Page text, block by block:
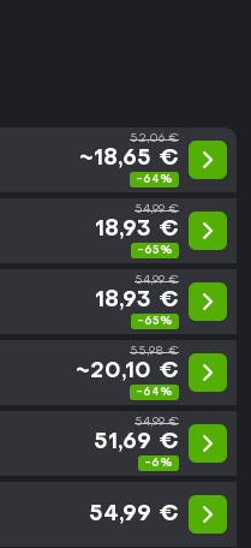
52,06 €
~18,65 €
-64%
54,99 €
18,93 €
-65%
54,99 €
18,93 €
-65%
55,98 €
~20,10 €
-64%
54,99 €
51,69 €
-6%
54,99 €